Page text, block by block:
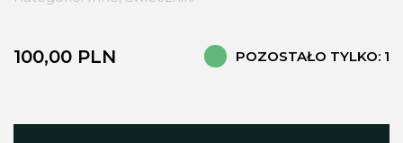
100,00 PLN POZOSTAŁO TYLKO: 1